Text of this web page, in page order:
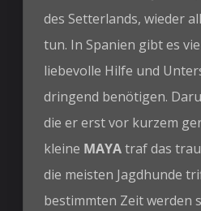
des Setterlands, wieder
tun. In Spanien gibt es
liebevolle Hilfe und
dringend benötigen.
die er erst vor kurzem
kleine MAYAtraf das
die meisten Jagdhunde
bestimmten Zeit werden